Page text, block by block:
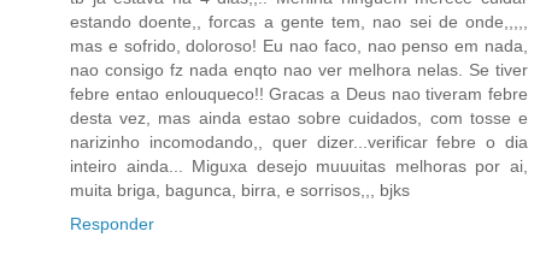
estando doente,, forcas a gente tem, nao sei de onde,,,,,
mas e sofrido, doloroso! Eu nao faco, nao penso em nada,
nao consigo fz nada enqto nao ver melhora nelas. Se tiver
febre entao enlouqueco!! Gracas a Deus nao tiveram febre
desta vez, mas ainda estao sobre cuidados, com tosse e
narizinho incomodando,, quer dizer...verificar febre o dia
inteiro ainda... Miguxa desejo muuuitas melhoras por ai,
muita briga, bagunca, birra, e sorrisos,,, bjks
Responder